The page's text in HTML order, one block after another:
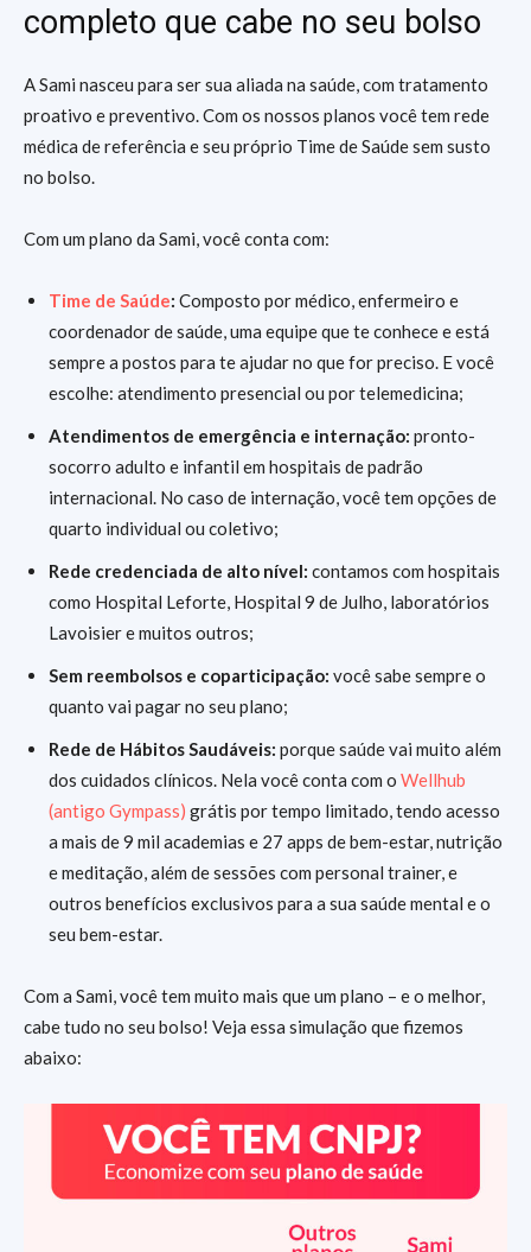
completo que cabe no seu bolso
A Sami nasceu para ser sua aliada na saúde, com tratamento
proativo e preventivo. Com os nossos planos você tem rede
médica de referência e seu próprio Time de Saúde sem susto
no bolso.
Com um plano da Sami, você conta com:
Time de Saúde: Composto por médico, enfermeiro e
coordenador de saúde, uma equipe que te conhece e está
sempre a postos para te ajudar no que for preciso. E você
escolhe: atendimento presencial ou por telemedicina;
Atendimentos de emergência e internação: pronto-
socorro adulto e infantil em hospitais de padrão
internacional. No caso de internação, você tem opções de
quarto individual ou coletivo;
Rede credenciada de alto nível: contamos com hospitais
como Hospital Leforte, Hospital 9 de Julho, laboratórios
Lavoisier e muitos outros;
Sem reembolsos e coparticipação: você sabe sempre o
quanto vai pagar no seu plano;
Rede de Hábitos Saudáveis: porque saúde vai muito além
dos cuidados clínicos. Nela você conta com o Wellhub
(antigo Gympass) grátis por tempo limitado, tendo acesso
a mais de 9 mil academias e 27 apps de bem-estar, nutrição
e meditação, além de sessões com personal trainer, e
outros benefícios exclusivos para a sua saúde mental e o
seu bem-estar.
Com a Sami, você tem muito mais que um plano – e o melhor,
cabe tudo no seu bolso! Veja essa simulação que fizemos
abaixo: